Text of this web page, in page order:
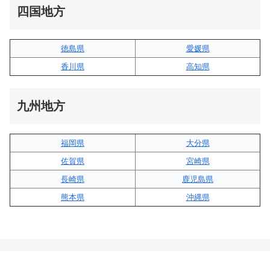
四国地方
徳島県
愛媛県
香川県
高知県
九州地方
福岡県
大分県
佐賀県
宮崎県
長崎県
鹿児島県
熊本県
沖縄県